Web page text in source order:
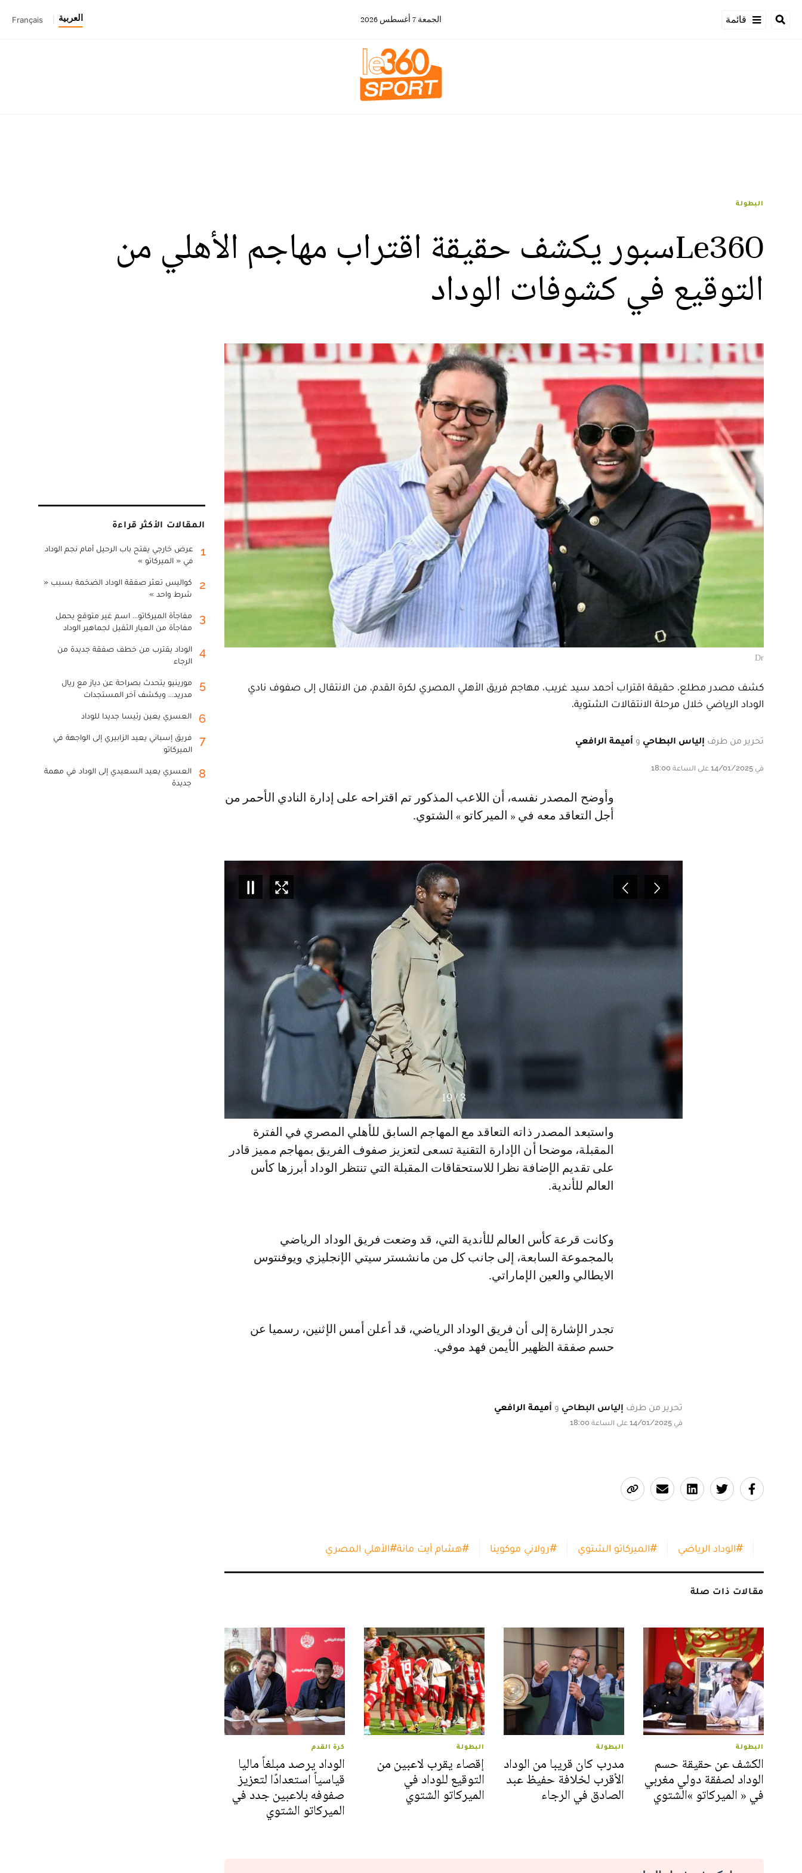
قائمة الجمعة 7 أغسطس 2026 العربية Français
البطولة
Le360سبور يكشف حقيقة اقتراب مهاجم الأهلي من
التوقيع في كشوفات الوداد
Dr
كشف مصدر مطلع، حقيقة اقتراب أحمد سيد غريب، مهاجم فريق الأهلي المصري لكرة القدم، من الانتقال إلى صفوف نادي
الوداد الرياضي خلال مرحلة الانتقالات الشتوية.
تحرير من طرف إلياس البطاحي و أميمة الرافعي
في 14/01/2025 على الساعة 18:00
وأوضح المصدر نفسه، أن اللاعب المذكور تم اقتراحه على إدارة النادي الأحمر من
أجل التعاقد معه في « الميركاتو » الشتوي.
3
/
19
واستبعد المصدر ذاته التعاقد مع المهاجم السابق للأهلي المصري في الفترة
المقبلة، موضحا أن الإدارة التقنية تسعى لتعزيز صفوف الفريق بمهاجم مميز قادر
على تقديم الإضافة نظرا للاستحقاقات المقبلة التي تنتظر الوداد أبرزها كأس
العالم للأندية.
وكانت قرعة كأس العالم للأندية التي، قد وضعت فريق الوداد الرياضي
بالمجموعة السابعة، إلى جانب كل من مانشستر سيتي الإنجليزي ويوفنتوس
الايطالي والعين الإماراتي.
تجدر الإشارة إلى أن فريق الوداد الرياضي، قد أعلن أمس الإثنين، رسميا عن
حسم صفقة الظهير الأيمن فهد موفي.
تحرير من طرف إلياس البطاحي و أميمة الرافعي
في 14/01/2025 على الساعة 18:00
#الوداد الرياضي #الميركاتو الشتوي #رولاني موكوينا #هشام أيت مانة#الأهلي المصري
مقالات ذات صلة
البطولة
الكشف عن حقيقة حسم
الوداد لصفقة دولي مغربي
في « الميركاتو »الشتوي
البطولة
مدرب كان قريبا من الوداد
الأقرب لخلافة حفيظ عبد
الصادق في الرجاء
البطولة
إقصاء يقرب لاعبين من
التوقيع للوداد في
الميركاتو الشتوي
كرة القدم
الوداد يرصد مبلغاً ماليا
قياسياً استعدادًا لتعزيز
صفوفه بلاعبين جدد في
الميركاتو الشتوي
المقالات الأكثر قراءة
1
عرض خارجي يفتح باب الرحيل أمام نجم الوداد
في « الميركاتو »
2
كواليس تعثر صفقة الوداد الضخمة بسبب «
شرط واحد »
3
مفاجأة الميركاتو... اسم غير متوقع يحمل
مفاجأة من العيار الثقيل لجماهير الوداد
4
الوداد يقترب من خطف صفقة جديدة من
الرجاء
5
مورينيو يتحدث بصراحة عن دياز مع ريال
مدريد... ويكشف آخر المستجدات
6 العسري يعين رئيسا جديدا للوداد
7
فريق إسباني يعيد الزابيري إلى الواجهة في
الميركاتو
8
العسري يعيد السعيدي إلى الوداد في مهمة
جديدة